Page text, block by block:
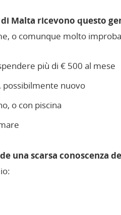
Malta ricevono questo
o comunque molto
più di € 500 al mese
nuovo
o con piscina
una scarsa conoscenza